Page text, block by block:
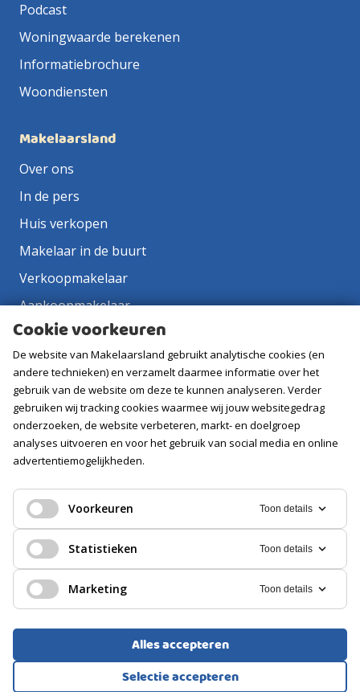
Podcast
Woningwaarde berekenen
Informatiebrochure
Woondiensten
Makelaarsland
Over ons
In de pers
Huis verkopen
Makelaar in de buurt
Verkoopmakelaar
Aankoopmakelaar
Contact
Vacatures
Volg ons
Voorwaarden Privacyverklaring
Cookie voorkeuren
De website van Makelaarsland gebruikt analytische cookies (en
andere technieken) en verzamelt daarmee informatie over het
gebruik van de website om deze te kunnen analyseren. Verder
gebruiken wij tracking cookies waarmee wij jouw websitegedrag
onderzoeken, de website verbeteren, markt- en doelgroep
analyses uitvoeren en voor het gebruik van social media en online
advertentiemogelijkheden.
Voorkeuren Toon details
Statistieken Toon details
Marketing Toon details
Alles accepteren
Selectie accepteren